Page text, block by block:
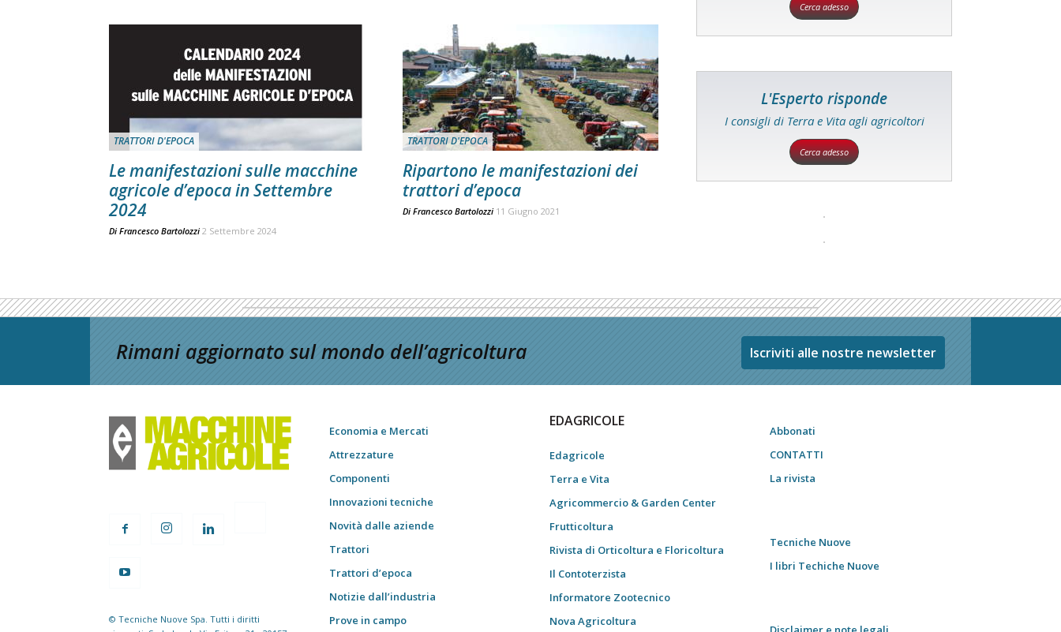
TRATTORI D'EPOCA
Le manifestazioni sulle macchine
agricole d’epoca in Settembre
2024
Di Francesco Bartolozzi 2 Settembre 2024
TRATTORI D'EPOCA
Ripartono le manifestazioni dei
trattori d’epoca
Di Francesco Bartolozzi 11 Giugno 2021
Cerca adesso
L'Esperto risponde
I consigli di Terra e Vita agli agricoltori
Cerca adesso
Rimani aggiornato sul mondo dell’agricoltura Iscriviti alle nostre newsletter
© Tecniche Nuove Spa. Tutti i diritti
Economia e Mercati
Attrezzature
Componenti
Innovazioni tecniche
Novità dalle aziende
Trattori
Trattori d’epoca
Notizie dall’industria
Prove in campo
EDAGRICOLE
Edagricole
Terra e Vita
Agricommercio & Garden Center
Frutticoltura
Rivista di Orticoltura e Floricoltura
Il Contoterzista
Informatore Zootecnico
Nova Agricoltura
Abbonati
CONTATTI
La rivista
Tecniche Nuove
I libri Techiche Nuove